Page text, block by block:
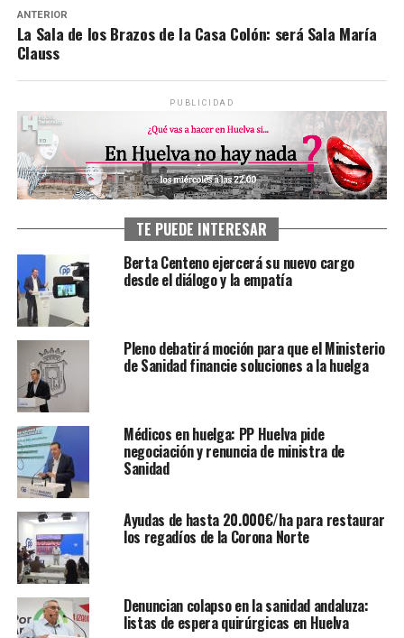
ANTERIOR
La Sala de los Brazos de la Casa Colón: será Sala María
Clauss
PUBLICIDAD
TE PUEDE INTERESAR
Berta Centeno ejercerá su nuevo cargo
desde el diálogo y la empatía
Pleno debatirá moción para que el Ministerio
de Sanidad financie soluciones a la huelga
Médicos en huelga: PP Huelva pide
negociación y renuncia de ministra de
Sanidad
Ayudas de hasta 20.000€/ha para restaurar
los regadíos de la Corona Norte
Denuncian colapso en la sanidad andaluza:
listas de espera quirúrgicas en Huelva